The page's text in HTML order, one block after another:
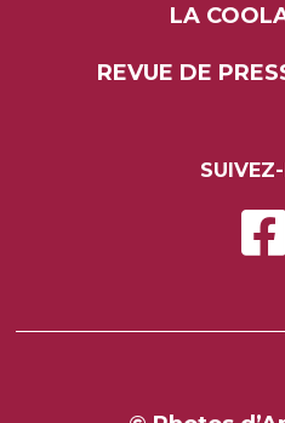
LA
REVUE DE